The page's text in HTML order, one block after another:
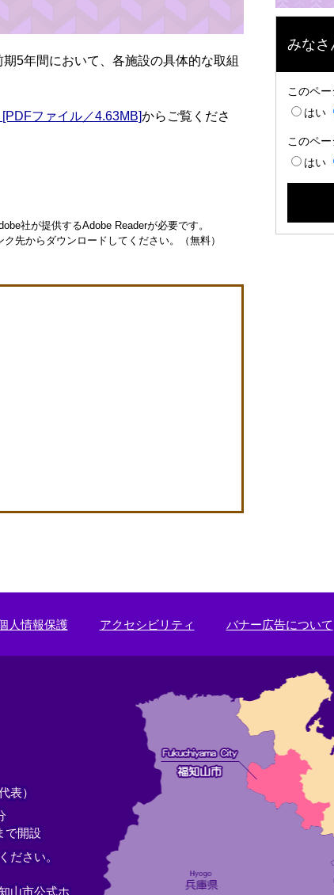
5年間において、各施設の具体的な取組
ファイル／4.63MB]からご覧くださ
社が提供するAdobe Readerが必要です。
先からダウンロードしてください。（無料）
みなさ
このペ
はい
このペ
はい
人情報保護 アクセシビリティ バナー広告について
表）
で開設
ださい。
山市公式ホ